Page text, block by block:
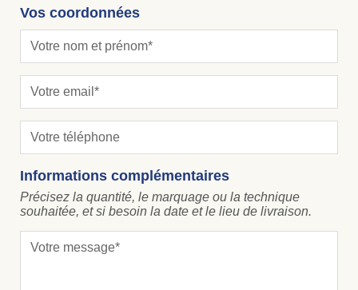
Vos coordonnées
Informations complémentaires
Précisez la quantité, le marquage ou la technique
souhaitée, et si besoin la date et le lieu de livraison.